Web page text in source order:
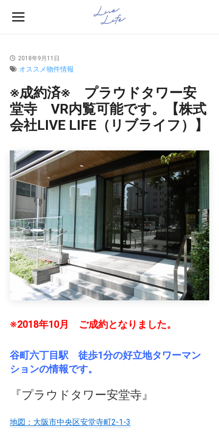
2018年9月11日
オススメ物件情報
※成約済※ プラウドタワー安
堂寺 VR内覧可能です。【株式
会社LIVE LIFE（リブライフ）】
※2018年10月 ご成約となりました。
谷町六丁目駅 徒歩1分の好立地タワーマン
ションの情報です。
『プラウドタワー安堂寺』
地図：大阪市中央区安堂寺町2-1-3